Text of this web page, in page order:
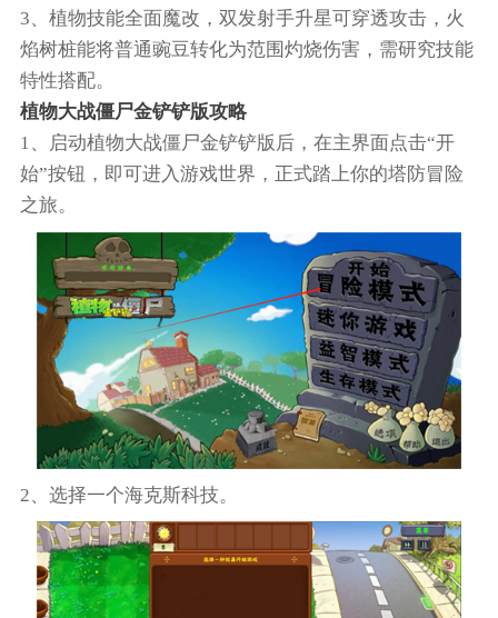
3、植物技能全面魔改，双发射手升星可穿透攻击，火
焰树桩能将普通豌豆转化为范围灼烧伤害，需研究技能
特性搭配。
植物大战僵尸金铲铲版攻略
1、启动植物大战僵尸金铲铲版后，在主界面点击“开
始”按钮，即可进入游戏世界，正式踏上你的塔防冒险
之旅。
2、选择一个海克斯科技。